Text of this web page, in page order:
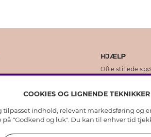
historie
HJÆLP
Ofte stillede
Plejeråd ægte
Plejeråd
COOKIES OG LIGNENDE TEKNIKKER
indhold, relevant markedsføring og
"Godkend og luk". Du kan til enhver tid